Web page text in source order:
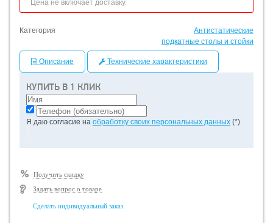
КУПИТЬ В 1 КЛИК
Я даю согласие на обработку своих персональных данных (*)
Получить скидку
Задать вопрос о товаре
Сделать индивидуальный заказ
Цена не включает доставку.
Категория
Антистатические
подкатные столы и стойки
Описание Технические характеристики